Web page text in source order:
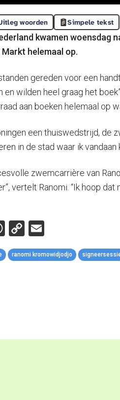
woorden Simpele tekst
kwamen woensdag
helemaal op.
gereden voor een
en wilden heel graag het
aan boeken helemaal op
een thuiswedstrijd, de
in de stad waar ik
zwemcarrière van
vertelt Ranomi. “Ik hoop
WhatsApp
Copy
Link
ranomi kromowidjodjo